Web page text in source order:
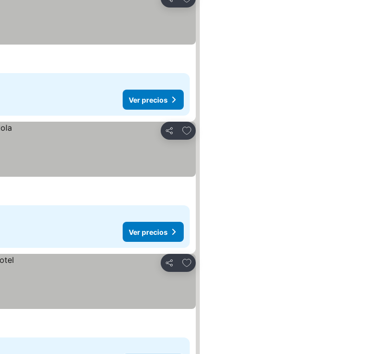
Compartir
Ver precios
Compartir
Agregar a favoritos
Ver precios
Compartir
Agregar a favoritos